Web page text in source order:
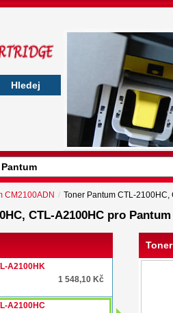
Hledej
CM2100ADN / Toner Pantum CTL-2100HC,
CTL-A2100HC pro Pantum
A2100HK
1 548,10 Kč
A2100HC